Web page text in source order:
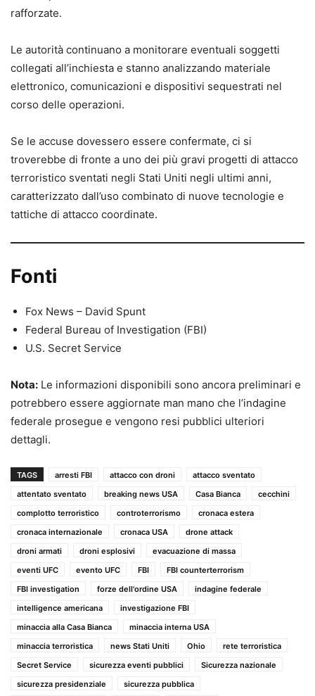
rafforzate.
Le autorità continuano a monitorare eventuali soggetti
collegati all’inchiesta e stanno analizzando materiale
elettronico, comunicazioni e dispositivi sequestrati nel
corso delle operazioni.
Se le accuse dovessero essere confermate, ci si
troverebbe di fronte a uno dei più gravi progetti di attacco
terroristico sventati negli Stati Uniti negli ultimi anni,
caratterizzato dall’uso combinato di nuove tecnologie e
tattiche di attacco coordinate.
Fonti
Fox News – David Spunt
Federal Bureau of Investigation (FBI)
U.S. Secret Service
Nota: Le informazioni disponibili sono ancora preliminari e
potrebbero essere aggiornate man mano che l’indagine
federale prosegue e vengono resi pubblici ulteriori
dettagli.
TAGS arresti FBI attacco con droni
attacco sventato
attentato sventato
breaking news USA Casa Bianca
cecchini
complotto terroristico
controterrorismo
cronaca estera
cronaca internazionale
cronaca USA
drone attack
droni armati
droni esplosivi
evacuazione di massa
eventi UFC
evento UFC FBI
FBI counterterrorism
FBI investigation
forze dell'ordine USA
indagine federale
intelligence americana
investigazione FBI
minaccia alla Casa Bianca
minaccia interna USA
minaccia terroristica
news Stati Uniti Ohio
rete terroristica
Secret Service
sicurezza eventi pubblici
Sicurezza nazionale
sicurezza presidenziale
sicurezza pubblica